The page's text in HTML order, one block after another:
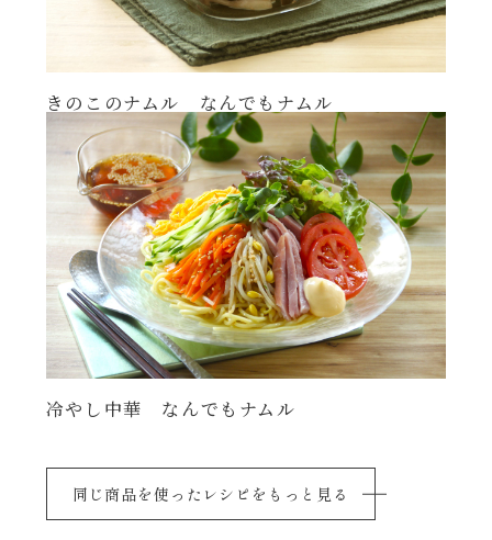
きのこのナムル なんでもナムル
冷やし中華 なんでもナムル
同じ商品を使ったレシピをもっと見る